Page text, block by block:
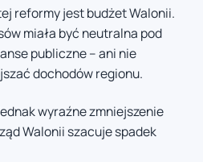
reformy jest budżet Walonii.
miała być neutralna pod
publiczne – ani nie
dochodów regionu.
wyraźne zmniejszenie
Walonii szacuje spadek